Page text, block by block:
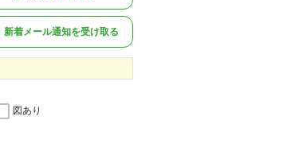
新着メール通知を受け取る
図あり